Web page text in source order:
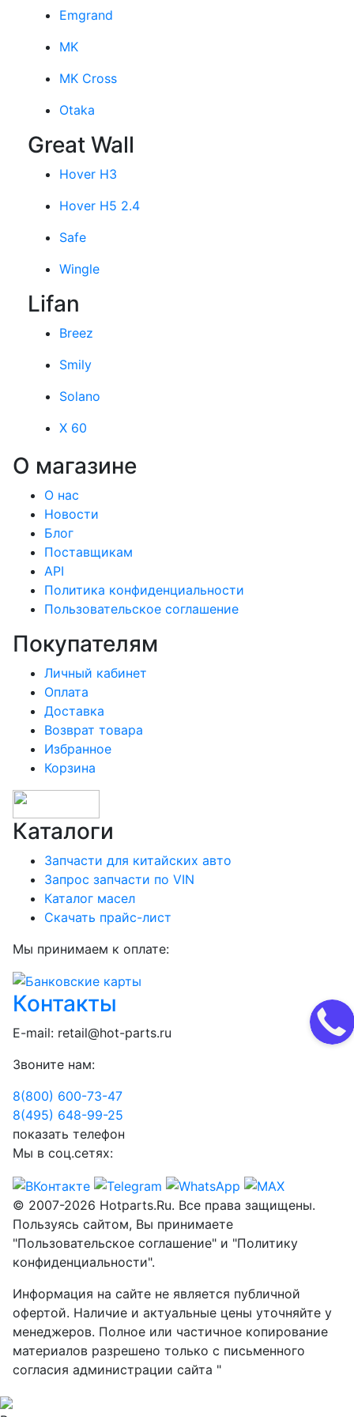
Emgrand
MK
MK Cross
Otaka
Great Wall
Hover H3
Hover H5 2.4
Safe
Wingle
Lifan
Breez
Smily
Solano
X 60
О магазине
О нас
Новости
Блог
Поставщикам
API
Политика конфиденциальности
Пользовательское соглашение
Покупателям
Личный кабинет
Оплата
Доставка
Возврат товара
Избранное
Корзина
Каталоги
Запчасти для китайских авто
Запрос запчасти по VIN
Каталог масел
Скачать прайс-лист
Мы принимаем к оплате:
Контакты
E-mail: retail@hot-parts.ru
Звоните нам:
8(800) 600-73-47
8(495) 648-99-25
показать телефон
Мы в соц.сетях:
© 2007-2026 Hotparts.Ru. Все права защищены.
Пользуясь сайтом, Вы принимаете
"Пользовательское соглашение" и "Политику
конфиденциальности".
Информация на сайте не является публичной
офертой. Наличие и актуальные цены уточняйте у
менеджеров. Полное или частичное копирование
материалов разрешено только с письменного
согласия администрации сайта "